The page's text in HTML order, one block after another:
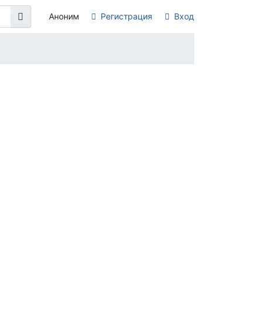
Аноним Регистрация Вход